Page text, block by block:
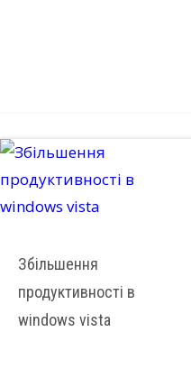
Збільшення
продуктивності в
windows vista